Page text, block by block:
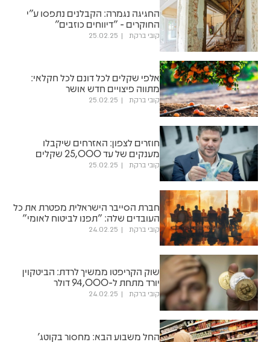
החגיגה נגמרה: הקבלנים נתפסו ע"י
החוקרים - "דיווחים כוזבים"
קובי ברקת 25.02.25
אלפי שקלים לכל דונם לכל חקלאי:
מתווה פיצויים חדש אושר
קובי ברקת 25.02.25
חוזרים לצפון: האזרחים שיקבלו
מענקים של עד 25,000 שקלים
קובי ברקת 25.02.25
חברת הסייבר הישראלית מפטרת את כל
העובדים שלה: "תפנו לביטוח לאומי"
קובי ברקת 24.02.25
שוק הקריפטו ממשיך לרדת: הביטקוין
יורד מתחת ל-94,000 דולר
קובי ברקת 24.02.25
החל משבוע הבא: מחסור בקוטג'